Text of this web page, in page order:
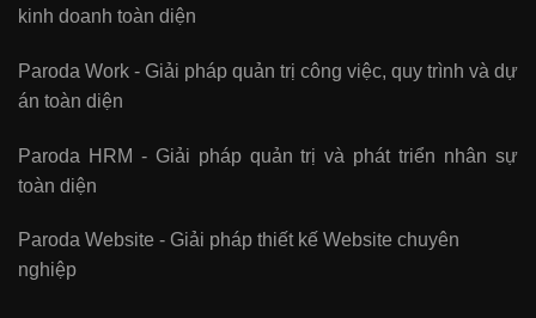
kinh doanh toàn diện
Paroda Work - Giải pháp quản trị công việc, quy trình và dự
án toàn diện
Paroda HRM - Giải pháp quản trị và phát triển nhân sự
toàn diện
Paroda Website - Giải pháp thiết kế Website chuyên
nghiệp